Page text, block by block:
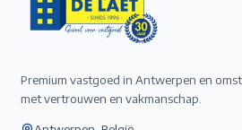
Premium vastgoed in Antwerpen en
met vertrouwen en vakmanschap.